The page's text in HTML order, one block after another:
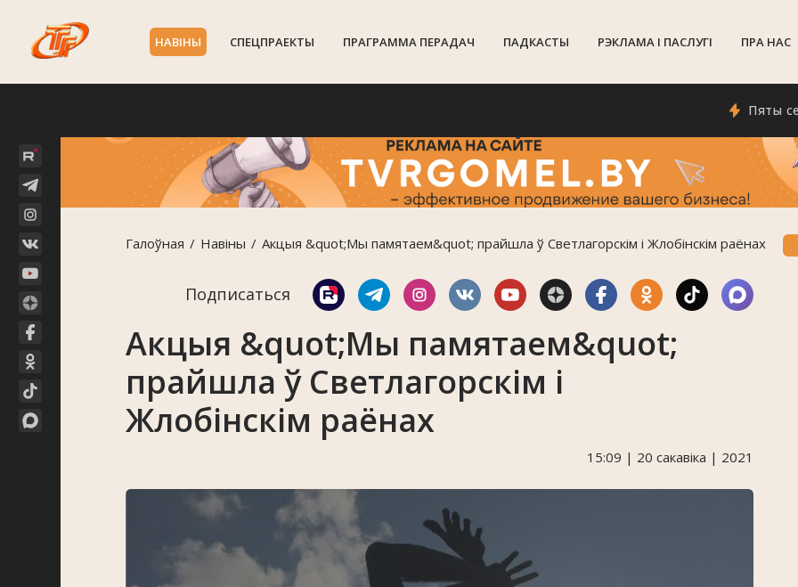
НАВIНЫ СПЕЦПРАЕКТЫ ПРАГРАММА ПЕРАДАЧ ПАДКАСТЫ РЭКЛАМА I ПАСЛУГI ПРА НАС
Пяты сезон
Галоўная Навiны Акцыя &quot;Мы памятаем&quot; прайшла ў Светлагорскім і Жлобінскім раёнах
Подписаться
Акцыя &quot;Мы памятаем&quot;
прайшла ў Светлагорскім і
Жлобінскім раёнах
15:09 | 20 сакавіка | 2021